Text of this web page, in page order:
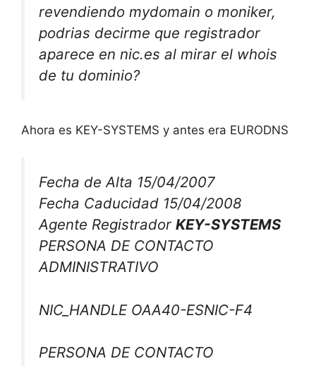
revendiendo mydomain o moniker,
podrias decirme que registrador
aparece en nic.es al mirar el whois
de tu dominio?
Ahora es KEY-SYSTEMS y antes era EURODNS
Fecha de Alta 15/04/2007
Fecha Caducidad 15/04/2008
Agente Registrador KEY-SYSTEMS
PERSONA DE CONTACTO
ADMINISTRATIVO
NIC_HANDLE OAA40-ESNIC-F4
PERSONA DE CONTACTO